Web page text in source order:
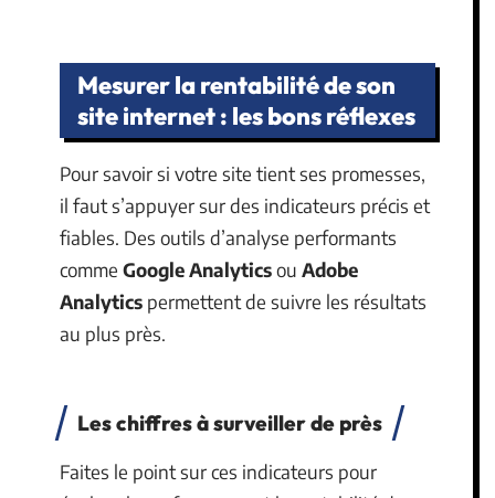
Mesurer la rentabilité de son
site internet : les bons réflexes
Pour savoir si votre site tient ses promesses,
il faut s’appuyer sur des indicateurs précis et
fiables. Des outils d’analyse performants
comme Google Analyticsou Adobe
Analytics permettent de suivre les résultats
au plus près.
Les chiffres à surveiller de près
Faites le point sur ces indicateurs pour